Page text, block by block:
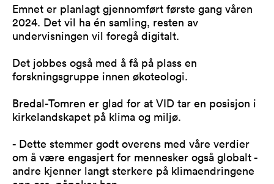
Emnet er planlagt gjennomført første gang våren
2024. Det vil ha én samling, resten av
undervisningen vil foregå digitalt.
Det jobbes også med å få på plass en
forskningsgruppe innen økoteologi.
Bredal-Tomren er glad for at VID tar en posisjon i
kirkelandskapet på klima og miljø.
- Dette stemmer godt overens med våre verdier
om å være engasjert for mennesker også globalt -
andre kjenner langt sterkere på klimaendringene